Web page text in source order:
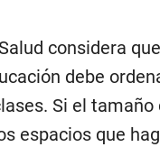
considera
debe
Si el
espacios que